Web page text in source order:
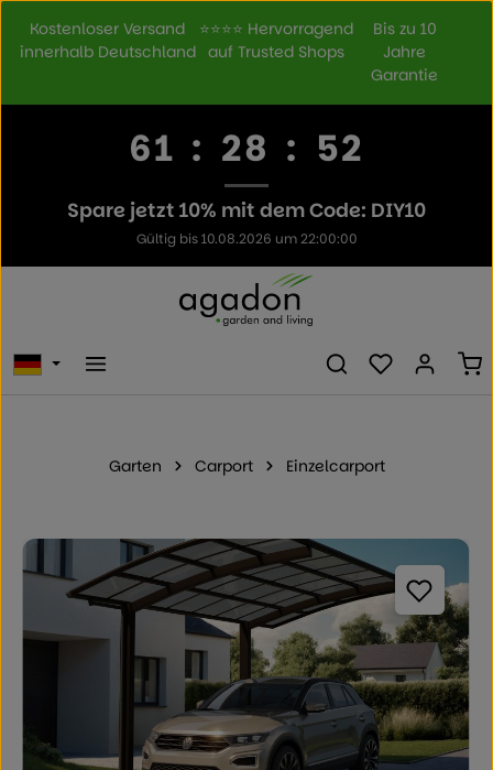
Zum Hauptinhalt springen
Kostenloser Versand
innerhalb Deutschland
⭐⭐⭐⭐ Hervorragend
auf Trusted Shops
Bis zu 10
Jahre
Garantie
61 : 28 : 52
Spare jetzt 10% mit dem Code: DIY10
Gültig bis 10.08.2026 um 22:00:00
Du hast 0
Garten Carport Einzelcarport
Bildergalerie überspringen